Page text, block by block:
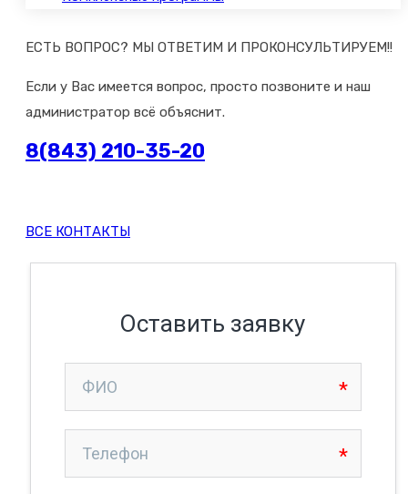
ЕСТЬ ВОПРОС? МЫ ОТВЕТИМ И ПРОКОНСУЛЬТИРУЕМ!!
Если у Вас имеется вопрос, просто позвоните и наш
администратор всё объяснит.
8(843) 210-35-20
ВСЕ КОНТАКТЫ